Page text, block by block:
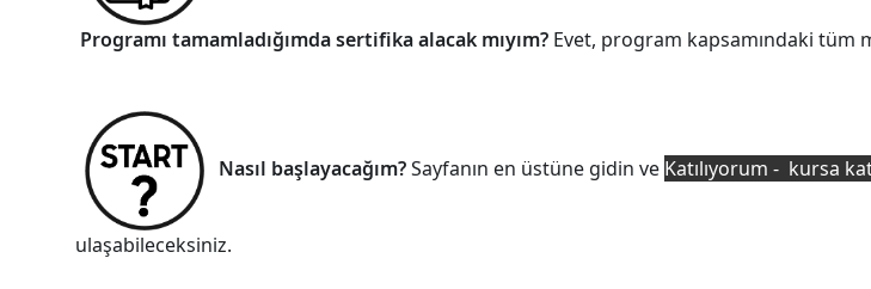
Programı tamamladığımda sertifika alacak mıyım? Evet, program kapsamındaki tüm
Nasıl başlayacağım?Sayfanın en üstüne gidin ve Katılıyorum - kursa
ulaşabileceksiniz.